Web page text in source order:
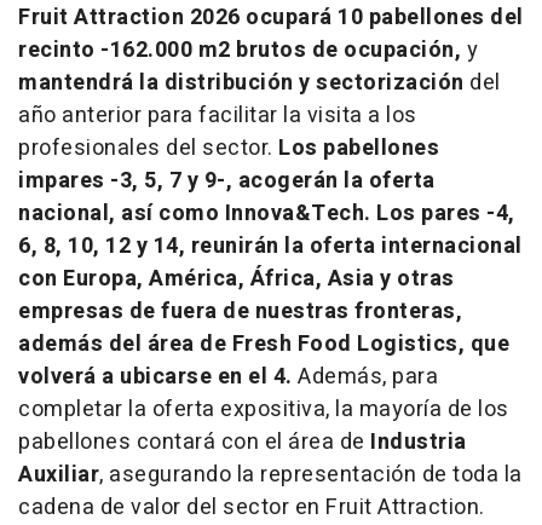
Fruit Attraction 2026 ocupará 10 pabellones del
recinto -162.000 m2 brutos de ocupación, y
mantendrá la distribución y sectorización del
año anterior para facilitar la visita a los
profesionales del sector. Los pabellones
impares -3, 5, 7 y 9-, acogerán la oferta
nacional, así como Innova&Tech. Los pares -4,
6, 8, 10, 12 y 14, reunirán la oferta internacional
con Europa, América, África, Asiay otras
empresas de fuera de nuestras fronteras,
además del área de Fresh Food Logistics, que
volverá a ubicarse en el 4. Además, para
completar la oferta expositiva, la mayoría de los
pabellones contará con el área de Industria
Auxiliar, asegurando la representación de toda la
cadena de valor del sector en Fruit Attraction.